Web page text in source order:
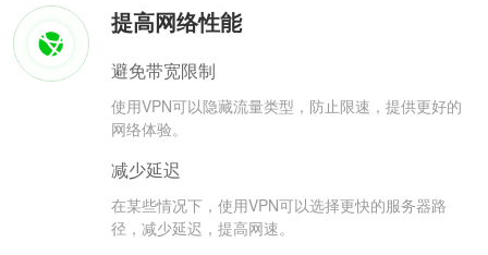
提高网络性能
避免带宽限制
使用VPN可以隐藏流量类型，防止限速，提供更好的
网络体验。
减少延迟
在某些情况下，使用VPN可以选择更快的服务器路
径，减少延迟，提高网速。